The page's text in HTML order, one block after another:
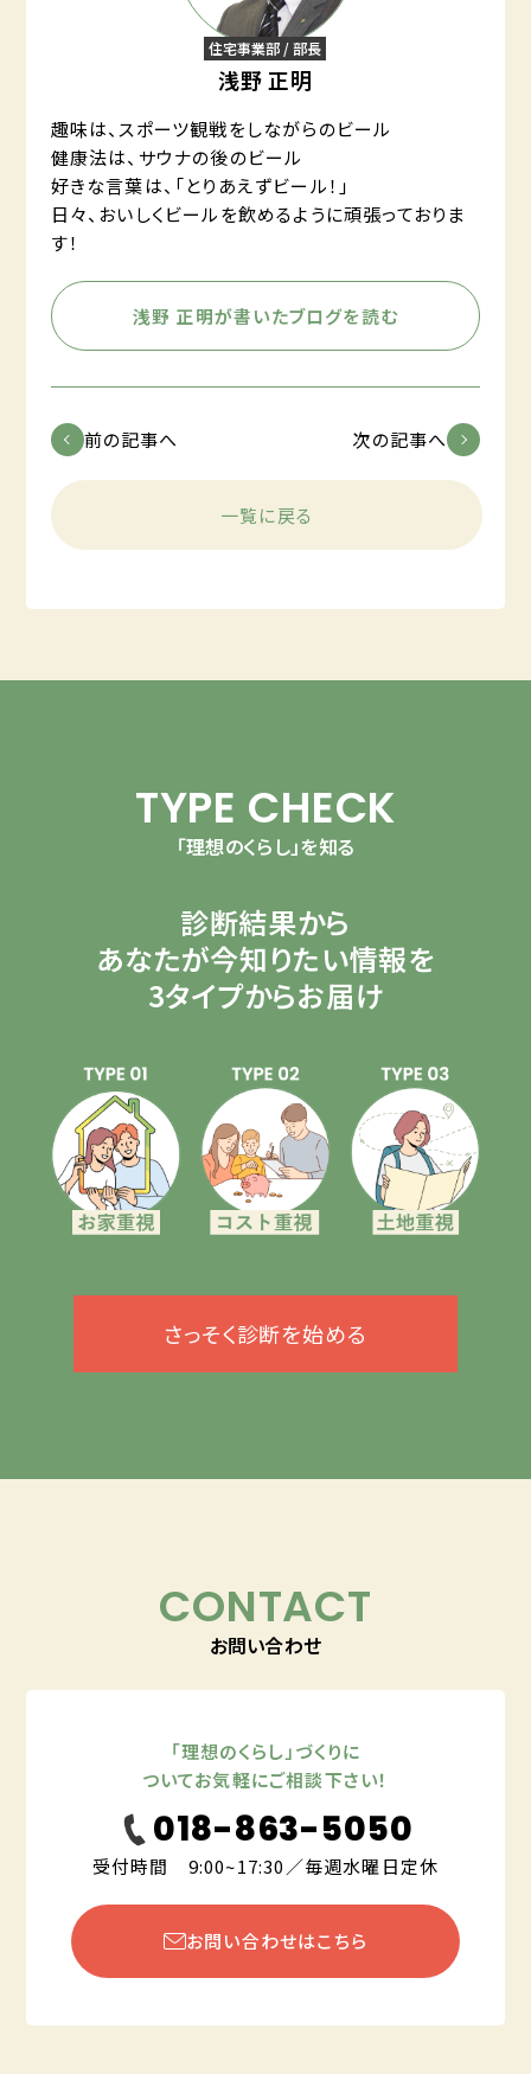
住宅事業部 / 部長
浅野 正明
趣味は、スポーツ観戦をしながらのビール
健康法は、サウナの後のビール
好きな言葉は、「とりあえずビール！」
日々、おいしくビールを飲めるように頑張っておりま
す！
浅野 正明が書いたブログを読む
前の記事へ 次の記事へ
一覧に戻る
TYPE CHECK
「理想のくらし」を知る
診断結果から
あなたが今知りたい情報を
3タイプからお届け
さっそく診断を始める
CONTACT
お問い合わせ
「理想のくらし」づくりに
ついてお気軽にご相談下さい！
018-863-5050
受付時間 9:00~17:30／毎週水曜日定休
お問い合わせはこちら